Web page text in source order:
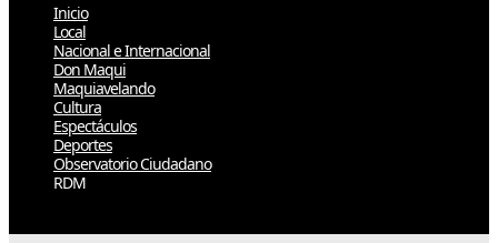
Inicio
Local
Nacional e Internacional
Don Maqui
Maquiavelando
Cultura
Espectáculos
Deportes
Observatorio Ciudadano
RDM